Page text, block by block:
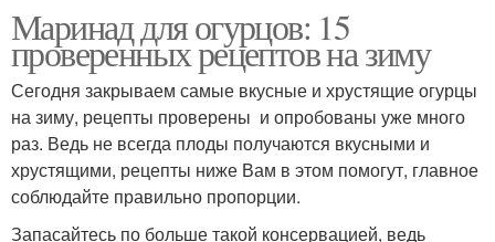
Маринад для огурцов: 15
проверенных рецептов на зиму
Сегодня закрываем самые вкусные и хрустящие огурцы
на зиму, рецепты проверены и опробованы уже много
раз. Ведь не всегда плоды получаются вкусными и
хрустящими, рецепты ниже Вам в этом помогут, главное
соблюдайте правильно пропорции.
Запасайтесь по больше такой консервацией, ведь